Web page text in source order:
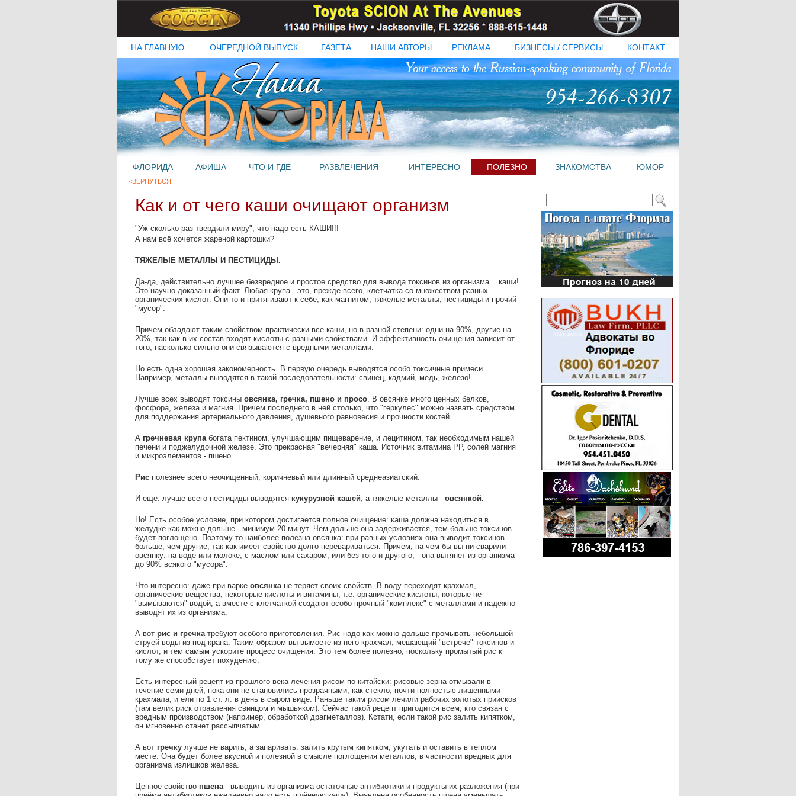
НА ГЛАВНУЮ ОЧЕРЕДНОЙ ВЫПУСК ГАЗЕТА НАШИ АВТОРЫ РЕКЛАМА БИЗНЕСЫ / СЕРВИСЫ КОНТАКТ
ФЛОРИДА АФИША ЧТО И ГДЕ РАЗВЛЕЧЕНИЯ ИНТЕРЕСНО ПОЛЕЗНО ЗНАКОМСТВА ЮМОР
<ВЕРНУТЬСЯ
Как и от чего каши очищают организм
"Уж сколько раз твердили миру", что надо есть КАШИ!!!
А нам всё хочется жареной картошки?
ТЯЖЕЛЫЕ МЕТАЛЛЫ И ПЕСТИЦИДЫ.
Да-да, действительно лучшее безвредное и простое средство для вывода токсинов из организма... каши!
Это научно доказанный факт. Любая крупа - это, прежде всего, клетчатка со множеством разных
органических кислот. Они-то и притягивают к себе, как магнитом, тяжелые металлы, пестициды и прочий
"мусор".
Причем обладают таким свойством практически все каши, но в разной степени: одни на 90%, другие на
20%, так как в их состав входят кислоты с разными свойствами. И эффективность очищения зависит от
того, насколько сильно они связываются с вредными металлами.
Но есть одна хорошая закономерность. В первую очередь выводятся особо токсичные примеси.
Например, металлы выводятся в такой последовательности: свинец, кадмий, медь, железо!
Лучше всех выводят токсины овсянка, гречка, пшено и просо. В овсянке много ценных белков,
фосфора, железа и магния. Причем последнего в ней столько, что "геркулес" можно назвать средством
для поддержания артериального давления, душевного равновесия и прочности костей.
А гречневая крупабогата пектином, улучшающим пищеварение, и лецитином, так необходимым нашей
печени и поджелудочной железе. Это прекрасная "вечерняя" каша. Источник витамина РР, солей магния
и микроэлементов - пшено.
Рис полезнее всего неочищенный, коричневый или длинный среднеазиатский.
И еще: лучше всего пестициды выводятся кукурузной кашей, а тяжелые металлы - овсянкой.
Но! Есть особое условие, при котором достигается полное очищение: каша должна находиться в
желудке как можно дольше - минимум 20 минут. Чем дольше она задерживается, тем больше токсинов
будет поглощено. Поэтому-то наиболее полезна овсянка: при равных условиях она выводит токсинов
больше, чем другие, так как имеет свойство долго перевариваться. Причем, на чем бы вы ни сварили
овсянку: на воде или молоке, с маслом или сахаром, или без того и другого, - она вытянет из организма
до 90% всякого "мусора".
Что интересно: даже при варке овсянка не теряет своих свойств. В воду переходят крахмал,
органические вещества, некоторые кислоты и витамины, т.е. органические кислоты, которые не
"вымываются" водой, а вместе с клетчаткой создают особо прочный "комплекс" с металлами и надежно
выводят их из организма.
А вот рис и гречкатребуют особого приготовления. Рис надо как можно дольше промывать небольшой
струей воды из-под крана. Таким образом вы вымоете из него крахмал, мешающий "встрече" токсинов и
кислот, и тем самым ускорите процесс очищения. Это тем более полезно, поскольку промытый рис к
тому же способствует похудению.
Есть интересный рецепт из прошлого века лечения рисом по-китайски: рисовые зерна отмывали в
течение семи дней, пока они не становились прозрачными, как стекло, почти полностью лишенными
крахмала, и ели по 1 ст. л. в день в сыром виде. Раньше таким рисом лечили рабочих золотых приисков
(там велик риск отравления свинцом и мышьяком). Сейчас такой рецепт пригодится всем, кто связан с
вредным производством (например, обработкой драгметаллов). Кстати, если такой рис залить кипятком,
он мгновенно станет рассыпчатым.
А вот гречку лучше не варить, а запаривать: залить крутым кипятком, укутать и оставить в теплом
месте. Она будет более вкусной и полезной в смысле поглощения металлов, в частности вредных для
организма излишков железа.
Ценное свойство пшена - выводить из организма остаточные антибиотики и продукты их разложения (при